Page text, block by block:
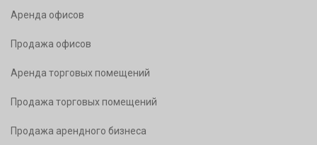
Аренда офисов
Продажа офисов
Аренда торговых помещений
Продажа торговых помещений
Продажа арендного бизнеса